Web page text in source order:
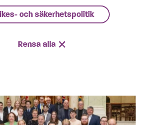
och säkerhetspolitik
Rensa alla